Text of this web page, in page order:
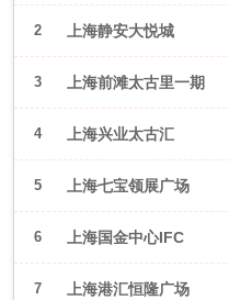
2 上海静安大悦城
3 上海前滩太古里一期
4 上海兴业太古汇
5 上海七宝领展广场
6 上海国金中心IFC
7 上海港汇恒隆广场